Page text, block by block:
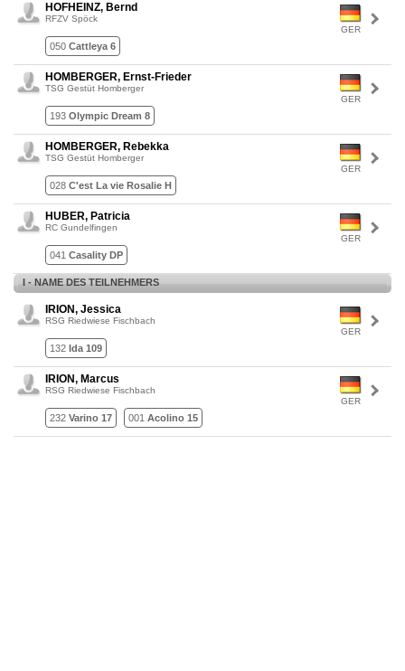
GER
HOFHEINZ, Bernd
RFZV Spöck
050 Cattleya 6
GER
HOMBERGER, Ernst-Frieder
TSG Gestüt Homberger
193 Olympic Dream 8
GER
HOMBERGER, Rebekka
TSG Gestüt Homberger
028 C'est La vie Rosalie H
GER
HUBER, Patricia
RC Gundelfingen
041 Casality DP
I - NAME DES TEILNEHMERS
GER
IRION, Jessica
RSG Riedwiese Fischbach
132 Ida 109
GER
IRION, Marcus
RSG Riedwiese Fischbach
232 Varino 17 001 Acolino 15